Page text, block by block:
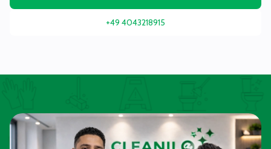
August 2026
Mo Di Mi Do Fr Sa
+49 4043218915